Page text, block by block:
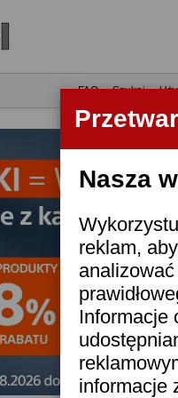
Nasza
reklam,
Informacje
informacje
•FAQ•Szukaj•